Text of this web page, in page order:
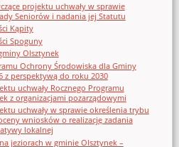
projektu uchwały w sprawie
Seniorów i nadania jej Statutu
Kąpity
Spoguny
Olsztynek
Ochrony Środowiska dla Gminy
z perspektywą do roku 2030
uchwały Rocznego Programu
z organizacjami pozarządowymi
uchwały w sprawie określenia trybu
wniosków o realizację zadania
lokalnej
jeziorach w gminie Olsztynek –